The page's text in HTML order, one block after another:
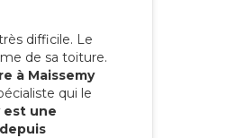
difficile. Le
de sa toiture.
à Maissemy
qui le
est une